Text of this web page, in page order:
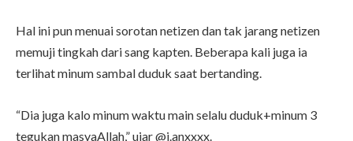
Hal ini pun menuai sorotan netizen dan tak jarang netizen
memuji tingkah dari sang kapten. Beberapa kali juga ia
terlihat minum sambal duduk saat bertanding.
“Dia juga kalo minum waktu main selalu duduk+minum 3
tegukan masyaAllah,” ujar @i.anxxxx.